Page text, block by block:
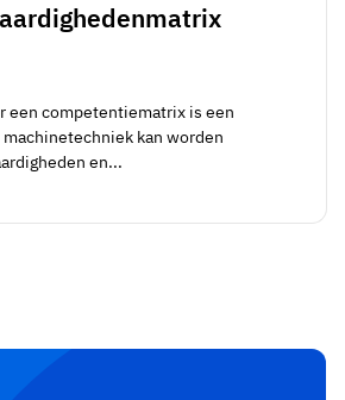
een competentiematrix is een
kan worden
en...